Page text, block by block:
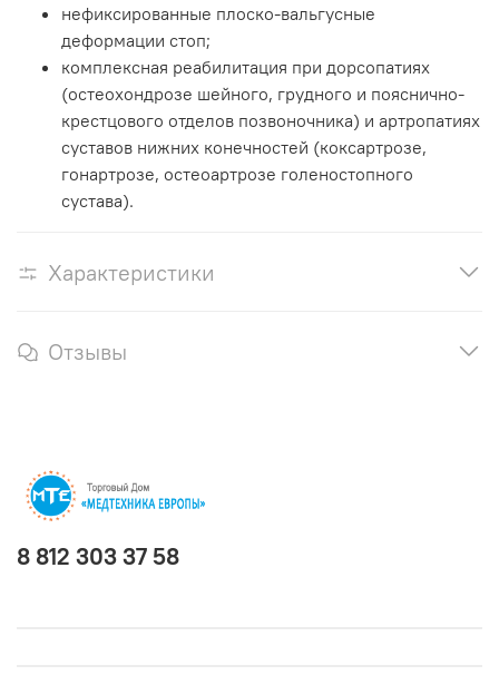
нефиксированные плоско-вальгусные
деформации стоп;
комплексная реабилитация при дорсопатиях
(остеохондрозе шейного, грудного и пояснично-
крестцового отделов позвоночника) и артропатиях
суставов нижних конечностей (коксартрозе,
гонартрозе, остеоартрозе голеностопного
сустава).
Характеристики
Отзывы
8 812 303 37 58